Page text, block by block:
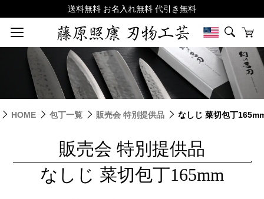
HOME 包丁一覧 販売会 特別提供品 なしじ 菜切包丁
販売会 特別提供品
|
なしじ 菜切包丁165mm